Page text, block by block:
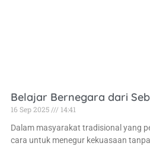
Belajar Bernegara dari
16 Sep 2025
14:41
Dalam masyarakat tradisional yang
cara untuk menegur kekuasaan